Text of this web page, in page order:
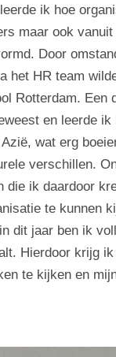
ik hoe
maar ook
Door
het HR team
Rotterdam. Een
en leerde
wat erg
verschillen.
die ik daardoor
te kunnen
dit jaar ben ik
Hierdoor krijg
te kijken en